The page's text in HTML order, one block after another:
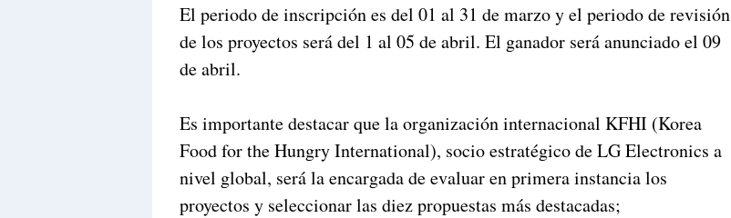
El periodo de inscripción es del 01 al 31 de marzo y el periodo de revisión
de los proyectos será del 1 al 05 de abril. El ganador será anunciado el 09
de abril.
Es importante destacar que la organización internacional KFHI (Korea
Food for the Hungry International), socio estratégico de LG Electronics a
nivel global, será la encargada de evaluar en primera instancia los
proyectos y seleccionar las diez propuestas más destacadas;